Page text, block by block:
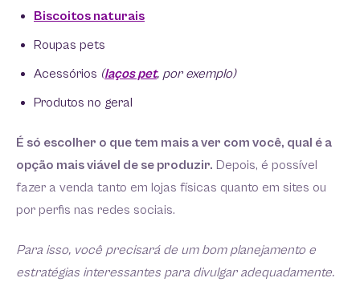
Biscoitos naturais
Roupas pets
Acessórios (laços pet, por exemplo)
Produtos no geral
É só escolher o que tem mais a ver com você, qual é a
opção mais viável de se produzir. Depois, é possível
fazer a venda tanto em lojas físicas quanto em sites ou
por perfis nas redes sociais.
Para isso, você precisará de um bom planejamento e
estratégias interessantes para divulgar adequadamente.